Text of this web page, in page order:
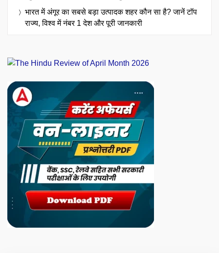
भारत में अंगूर का सबसे बड़ा उत्पादक शहर कौन सा है? जानें टॉप
राज्य, विश्व में नंबर 1 देश और पूरी जानकारी